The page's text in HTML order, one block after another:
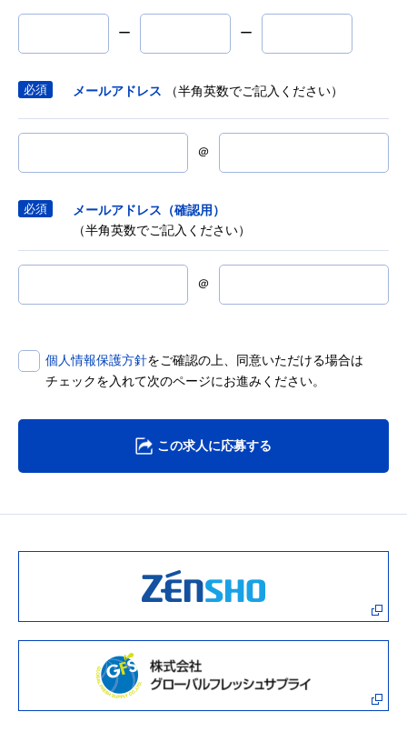
ー ー
メールアドレス （半角英数でご記入ください）
＠
メールアドレス（確認用）
（半角英数でご記入ください）
＠
個人情報保護方針をご確認の上、同意いただける場合は
チェックを入れて次のページにお進みください。
この求人に応募する